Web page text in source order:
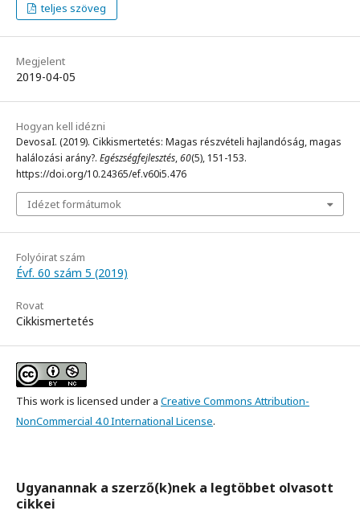
teljes szöveg
Megjelent
2019-04-05
Hogyan kell idézni
DevosaI. (2019). Cikkismertetés: Magas részvételi hajlandóság, magas
halálozási arány?. Egészségfejlesztés,60(5), 151-153.
https://doi.org/10.24365/ef.v60i5.476
Idézet formátumok
Folyóirat szám
Évf. 60 szám 5 (2019)
Rovat
Cikkismertetés
This work is licensed under a Creative Commons Attribution-
NonCommercial 4.0 International License.
Ugyanannak a szerző(k)nek a legtöbbet olvasott
cikkei